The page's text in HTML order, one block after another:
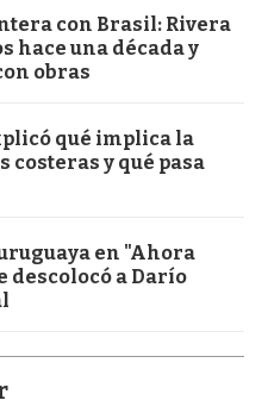
con Brasil: Rivera
hace una década y
obras
qué implica la
costeras y qué pasa
en "Ahora
descolocó a Darío